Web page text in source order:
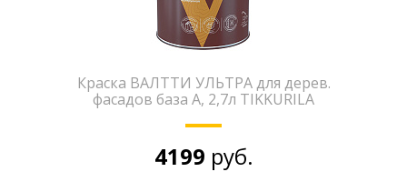
Краска ВАЛТТИ УЛЬТРА для дерев.
фасадов база А, 2,7л TIKKURILA
4199 руб.